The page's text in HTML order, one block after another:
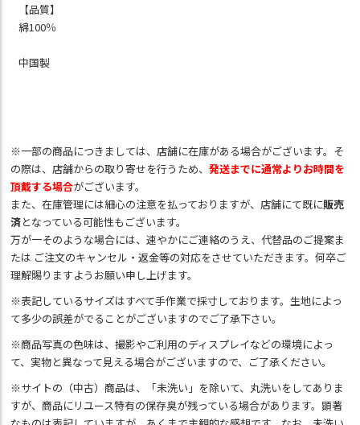
【品質】
綿100％
中国製
※一部の商品につきましては、店舗に在庫がある場合がございます。そ
の際は、店舗からの取り寄せを行うため、発送までに通常よりお時間を
頂戴する場合がございます。
また、在庫管理には細心の注意を払っておりますが、店舗にて既に販売
済となっている可能性もございます。
万が一そのような場合には、速やかにご連絡のうえ、代替品のご提案ま
たは ご注文のキャンセル・返金等の対応をさせていただきます。何卒ご
理解賜りますようお願い申し上げます。
※表記しているサイズはすべて手作業で採寸しております。生地によっ
て多少の誤差がでることがございますのでご了承下さい。
※商品写真の色味は、撮影やご利用のディスプレイなどの環境によっ
て、実物と異なって見える場合がございますので、ご了承ください。
※サイトの（中古）商品は、「未洗い」を除いて、丸洗いをしてありま
すが、商品にリユース特有の保存臭が残っている場合があります。顕著